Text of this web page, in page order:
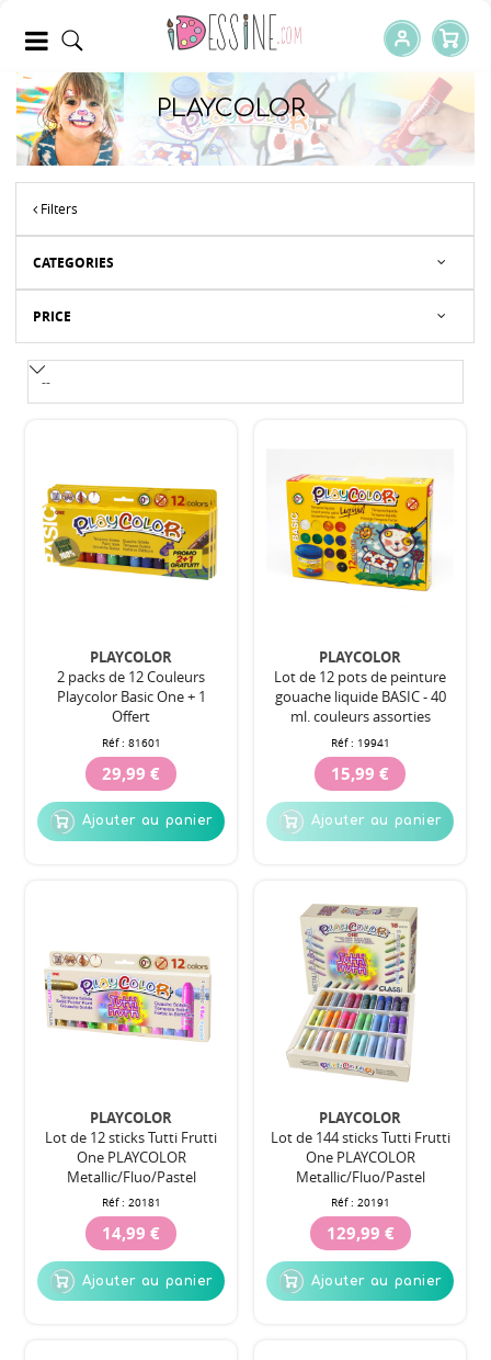
PLAYCOLOR
Filters
CATEGORIES
PRICE
PLAYCOLOR
2 packs de 12 Couleurs
Playcolor Basic One + 1
Offert
Réf : 81601
29,99 €
Ajouter au panier
PLAYCOLOR
Lot de 12 pots de peinture
gouache liquide BASIC - 40
ml. couleurs assorties
Réf : 19941
15,99 €
Ajouter au panier
PLAYCOLOR
Lot de 12 sticks Tutti Frutti
One PLAYCOLOR
Metallic/Fluo/Pastel
Réf : 20181
14,99 €
Ajouter au panier
PLAYCOLOR
Lot de 144 sticks Tutti Frutti
One PLAYCOLOR
Metallic/Fluo/Pastel
Réf : 20191
129,99 €
Ajouter au panier